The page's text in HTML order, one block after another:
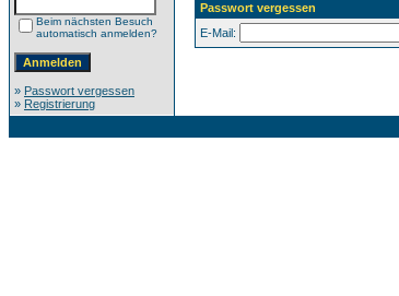
Beim nächsten Besuch
automatisch anmelden?
» Passwort vergessen
» Registrierung
Passwort vergessen
E-Mail: